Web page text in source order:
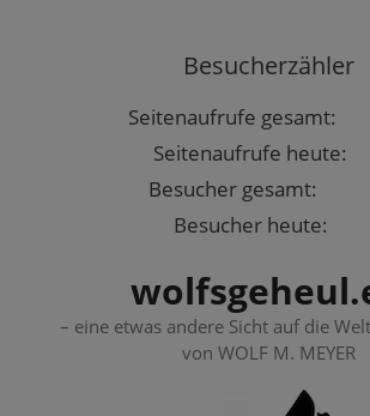
Besucherzähler
Seitenaufrufe gesamt:
Seitenaufrufe heute:
Besucher gesamt:
Besucher heute:
– eine etwas andere Sicht auf die
von WOLF M. MEYER